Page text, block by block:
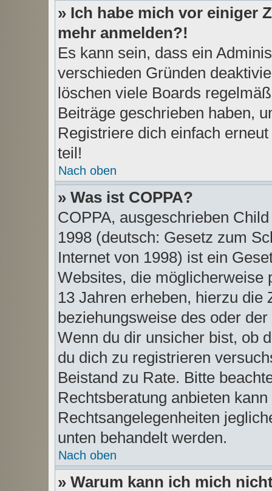
» Ich habe mich vor einiger
mehr anmelden?!
Es kann sein, dass ein
verschieden Gründen
löschen viele Boards
Beiträge geschrieben haben,
Registriere dich einfach
teil!
Nach oben
» Was ist COPPA?
COPPA, ausgeschrieben
1998 (deutsch: Gesetz zum
Internet von 1998) ist ein
Websites, die möglicherweise
13 Jahren erheben, hierzu die
beziehungsweise des oder
Wenn du dir unsicher bist, ob
du dich zu registrieren
Beistand zu Rate. Bitte
Rechtsberatung anbieten
Rechtsangelegenheiten
unten behandelt werden.
Nach oben
» Warum kann ich mich